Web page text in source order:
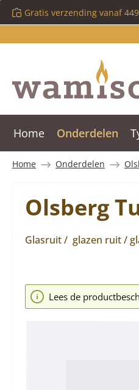
naar de hoofdinhoud
Ga naar de zoekopdracht
Ga naar de
Gratis verzending vanaf
Home Onderdelen
Home Onderdelen
Olsberg
Glasruit / glazen ruit /
Afbeeldingengalerij
Lees de